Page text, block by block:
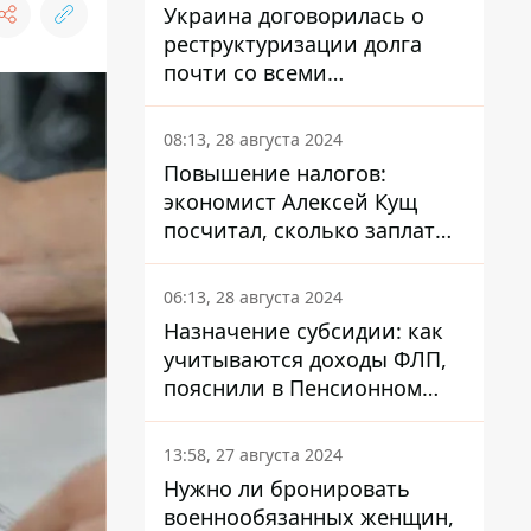
Украина договорилась о
реструктуризации долга
почти со всеми
держателями
еврооблигаций: что это
значит для страны
08:13, 28 августа 2024
Повышение налогов:
экономист Алексей Кущ
посчитал, сколько заплатит
каждый украинец
06:13, 28 августа 2024
Назначение субсидии: как
учитываются доходы ФЛП,
пояснили в Пенсионном
фонде
13:58, 27 августа 2024
Нужно ли бронировать
военнообязанных женщин,